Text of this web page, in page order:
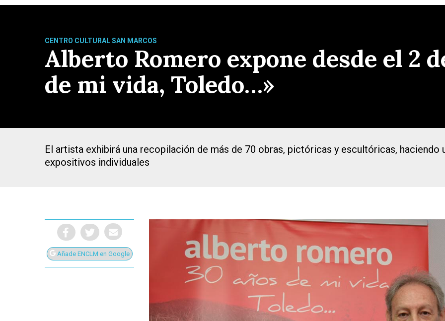
Presiona Intro para buscar o ESC para cerrar
CENTRO CULTURAL SAN MARCOS
Alberto Romero expone desde el 2
de mi vida, Toledo…»
El artista exhibirá una recopilación de más de 70 obras, pictóricas y escultóricas,
expositivos individuales
Añade ENCLM en Google